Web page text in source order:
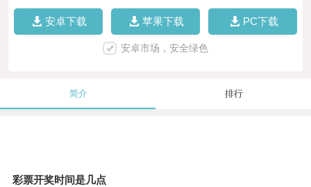
安卓下载 苹果下载 PC下载
安卓市场，安全绿色
简介 排行
彩票开奖时间是几点